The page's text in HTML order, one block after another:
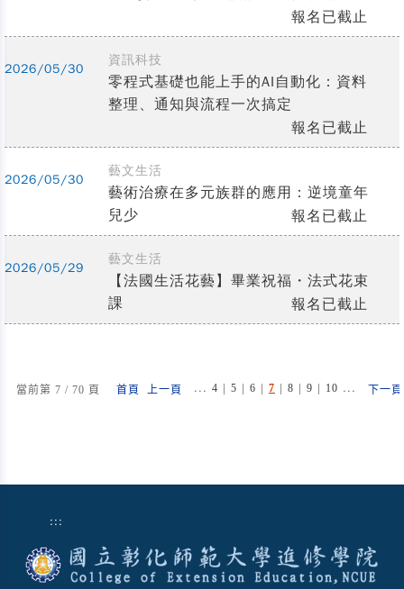
報名已截止
2026/05/30
資訊科技
零程式基礎也能上手的AI自動化：資料
整理、通知與流程一次搞定
報名已截止
2026/05/30
藝文生活
藝術治療在多元族群的應用：逆境童年
兒少
報名已截止
2026/05/29
藝文生活
【法國生活花藝】畢業祝福・法式花束
課
報名已截止
當前第 7 / 70 頁 首頁 上一頁 ... 4 | 5 | 6 | 7 | 8 | 9 | 10 ... 下一頁
:::